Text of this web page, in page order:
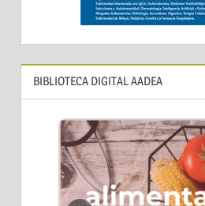
BIBLIOTECA DIGITAL AADEA